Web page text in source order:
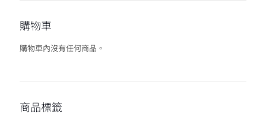
購物車
購物車內沒有任何商品。
商品標籤